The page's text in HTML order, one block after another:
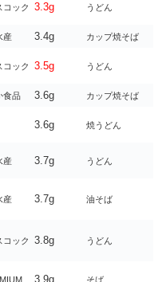
コック 3.3g うどん
産 3.4g カップ焼そば
コック 3.5g うどん
食品 3.6g カップ焼そば
3.6g 焼うどん
産 3.7g うどん
産 3.7g 油そば
コック 3.8g うどん
3.9g そば